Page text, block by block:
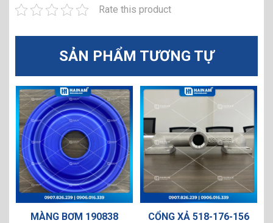
Rate this product
SẢN PHẨM TƯƠNG TỰ
MÀNG BƠM 190838 CỔNG XẢ 518-176-156